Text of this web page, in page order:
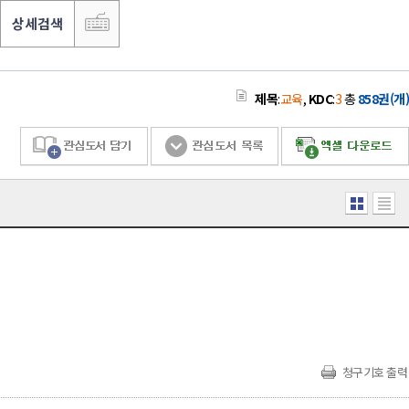
상세검색
제목:교육, KDC:3총858권(개)
청구기호 출력